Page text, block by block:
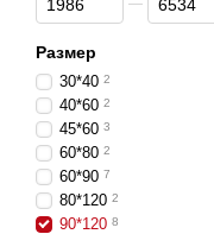
Размер
30*40 2
40*60 2
45*60 3
60*80 2
60*90 7
80*120 2
90*120 8